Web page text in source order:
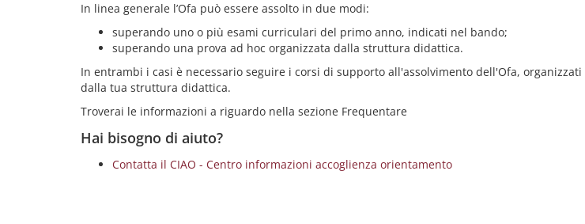
In linea generale l’Ofa può essere assolto in due modi:
superando uno o più esami curriculari del primo anno, indicati nel bando;
superando una prova ad hoc organizzata dalla struttura didattica.
In entrambi i casi è necessario seguire i corsi di supporto all'assolvimento dell'Ofa, organizzati
dalla tua struttura didattica.
Troverai le informazioni a riguardo nella sezione Frequentare
Hai bisogno di aiuto?
Contatta il CIAO - Centro informazioni accoglienza orientamento